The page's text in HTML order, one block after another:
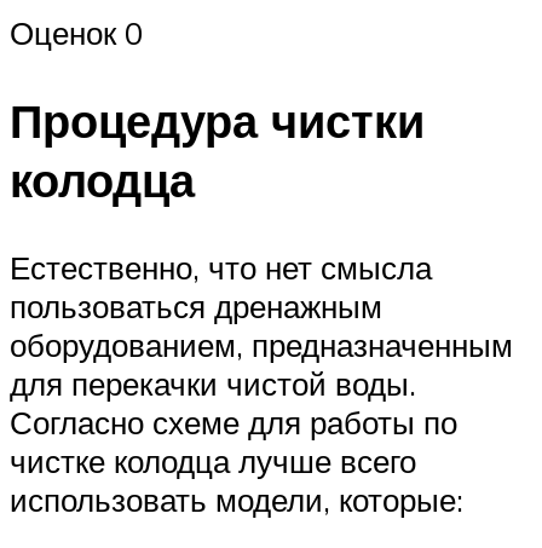
Оценок 0
Процедура чистки
колодца
Естественно, что нет смысла
пользоваться дренажным
оборудованием, предназначенным
для перекачки чистой воды.
Согласно схеме для работы по
чистке колодца лучше всего
использовать модели, которые: